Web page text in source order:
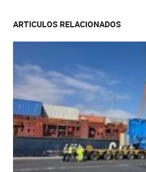
ARTICULOS RELACIONADOS